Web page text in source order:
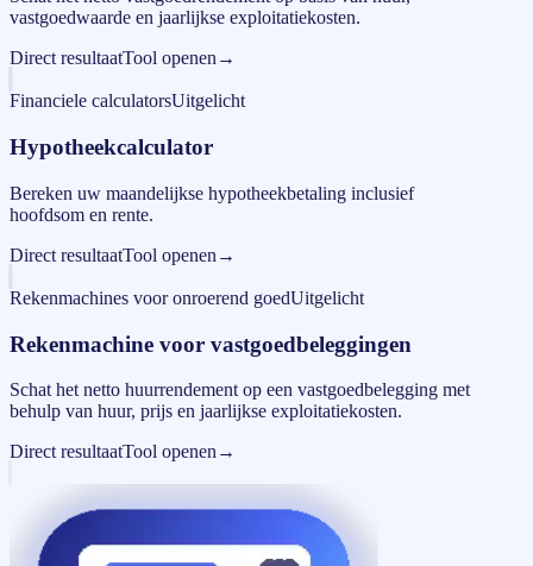
vastgoedwaarde en jaarlijkse exploitatiekosten.
Direct resultaatTool openen →
Financiele calculatorsUitgelicht
Hypotheekcalculator
Bereken uw maandelijkse hypotheekbetaling inclusief
hoofdsom en rente.
Direct resultaatTool openen →
Rekenmachines voor onroerend goedUitgelicht
Rekenmachine voor vastgoedbeleggingen
Schat het netto huurrendement op een vastgoedbelegging met
behulp van huur, prijs en jaarlijkse exploitatiekosten.
Direct resultaatTool openen →